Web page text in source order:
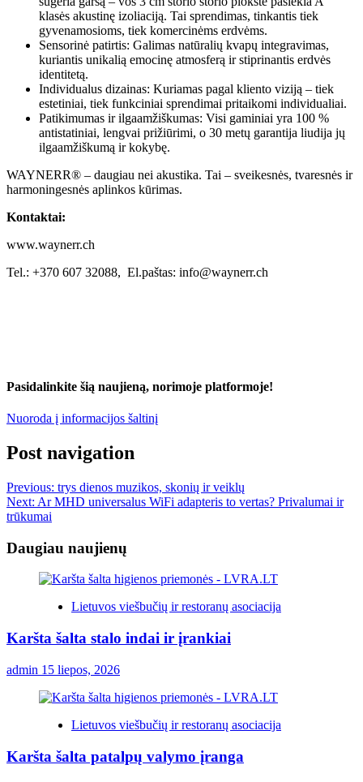
klasės akustinę izoliaciją. Tai sprendimas, tinkantis tiek
gyvenamosioms, tiek komercinėms erdvėms.
Sensorinė patirtis: Galimas natūralių kvapų integravimas,
kuriantis unikalią emocinę atmosferą ir stiprinantis erdvės
identitetą.
Individualus dizainas: Kuriamas pagal kliento viziją – tiek
estetiniai, tiek funkciniai sprendimai pritaikomi individualiai.
Patikimumas ir ilgaamžiškumas: Visi gaminiai yra 100 %
antistatiniai, lengvai prižiūrimi, o 30 metų garantija liudija jų
ilgaamžiškumą ir kokybę.
WAYNERR®️ – daugiau nei akustika. Tai – sveikesnės, tvaresnės ir
harmoningesnės aplinkos kūrimas.
Kontaktai:
www.waynerr.ch
Tel.: +370 607 32088, El.paštas: info@waynerr.ch
Pasidalinkite šią naujieną, norimoje platformoje!
Nuoroda į informacijos šaltinį
Post navigation
Previous: trys dienos muzikos, skonių ir veiklų
Next: Ar MHD universalus WiFi adapteris to vertas? Privalumai ir
trūkumai
Daugiau naujienų
Lietuvos viešbučių ir restoranų asociacija
Karšta šalta stalo indai ir įrankiai
admin 15 liepos, 2026
Lietuvos viešbučių ir restoranų asociacija
Karšta šalta patalpų valymo įranga